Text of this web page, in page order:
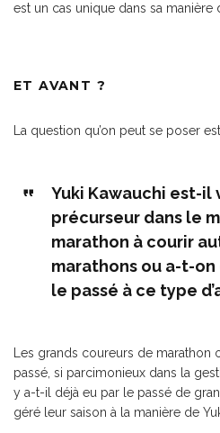
est un cas unique dans sa manière
ET AVANT ?
La question qu’on peut se poser
Yuki Kawauchi est-il
précurseur dans le
marathon à courir
marathons ou a-t-
le passé à ce type
Les grands coureurs de
passé, si parcimonieux dans la
y a-t-il déjà eu par le passé de
géré leur saison à la manière de